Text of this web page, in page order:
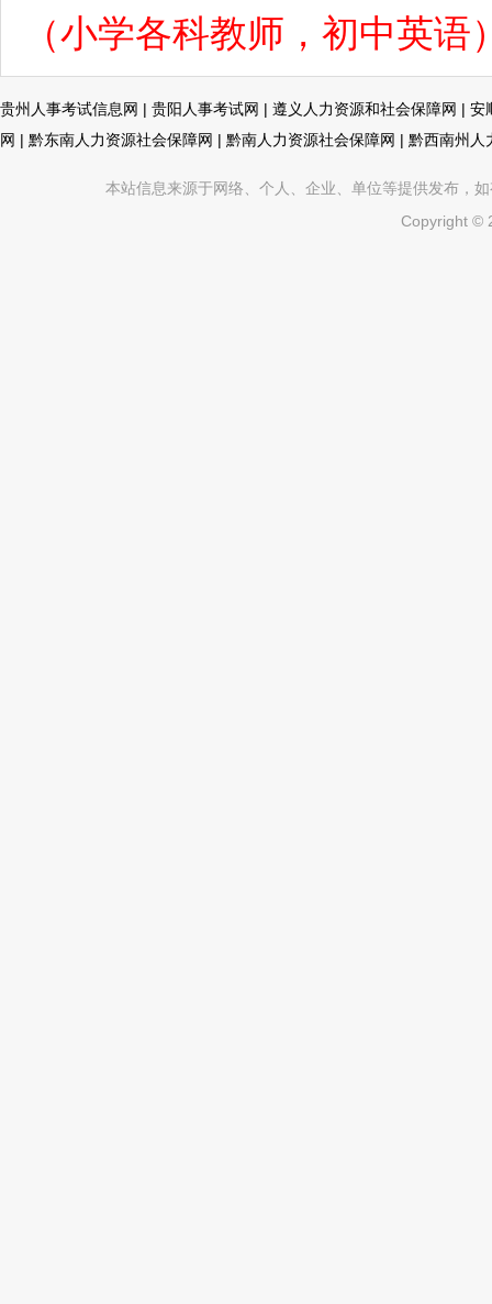
（小学各科教师，初中英语
贵州人事考试信息网 | 贵阳人事考试网 | 遵义人力资源和社会保障网 | 安
网 | 黔东南人力资源社会保障网 | 黔南人力资源社会保障网 | 黔西南州人
本站信息来源于网络、个人、企业、单位等提供发布，
Copyright ©